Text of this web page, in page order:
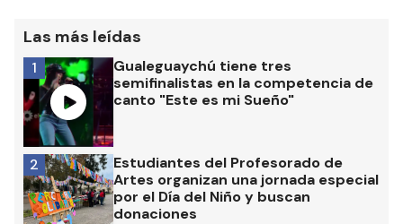
Las más leídas
Gualeguaychú tiene tres
semifinalistas en la competencia de
canto "Este es mi Sueño"
1
Estudiantes del Profesorado de
Artes organizan una jornada especial
por el Día del Niño y buscan
donaciones
2